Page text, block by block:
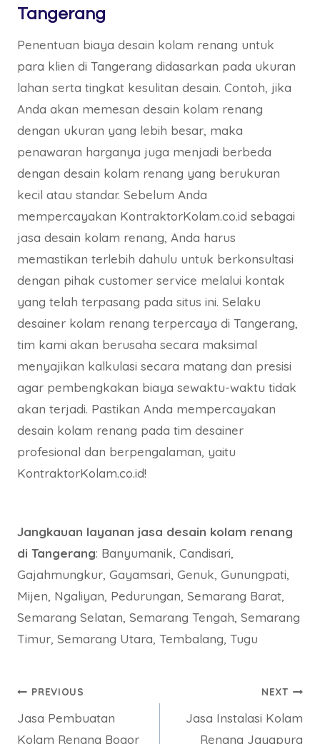
Tangerang
Penentuan biaya desain kolam renang untuk
para klien di Tangerang didasarkan pada ukuran
lahan serta tingkat kesulitan desain. Contoh, jika
Anda akan memesan desain kolam renang
dengan ukuran yang lebih besar, maka
penawaran harganya juga menjadi berbeda
dengan desain kolam renang yang berukuran
kecil atau standar. Sebelum Anda
mempercayakan KontraktorKolam.co.id sebagai
jasa desain kolam renang, Anda harus
memastikan terlebih dahulu untuk berkonsultasi
dengan pihak customer service melalui kontak
yang telah terpasang pada situs ini. Selaku
desainer kolam renang terpercaya di Tangerang,
tim kami akan berusaha secara maksimal
menyajikan kalkulasi secara matang dan presisi
agar pembengkakan biaya sewaktu-waktu tidak
akan terjadi. Pastikan Anda mempercayakan
desain kolam renang pada tim desainer
profesional dan berpengalaman, yaitu
KontraktorKolam.co.id!
Jangkauan layanan jasa desain kolam renang
di Tangerang: Banyumanik, Candisari,
Gajahmungkur, Gayamsari, Genuk, Gunungpati,
Mijen, Ngaliyan, Pedurungan, Semarang Barat,
Semarang Selatan, Semarang Tengah, Semarang
Timur, Semarang Utara, Tembalang, Tugu
Post
navigation
PREVIOUS
Jasa Pembuatan
Kolam Renang Bogor
NEXT
Jasa Instalasi Kolam
Renang Jayapura